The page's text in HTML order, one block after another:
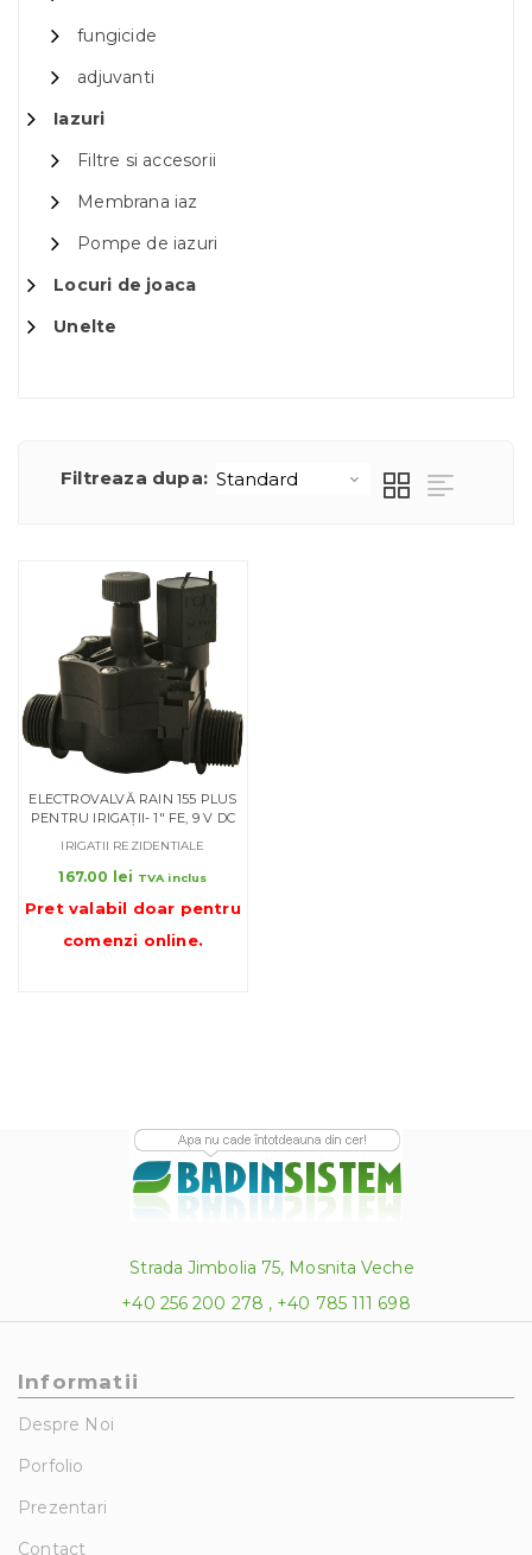
fungicide
adjuvanti
Iazuri
Filtre si accesorii
Membrana iaz
Pompe de iazuri
Locuri de joaca
Unelte
Filtreaza dupa:
ELECTROVALVĂ RAIN 155 PLUS
PENTRU IRIGAȚII- 1″ FE, 9 V DC
IRIGATII REZIDENTIALE
167.00 lei TVA inclus
Pret valabil doar pentru
comenzi online.
Strada Jimbolia 75, Mosnita Veche
+40 256 200 278 , +40 785 111 698
Informatii
Despre Noi
Porfolio
Prezentari
Contact